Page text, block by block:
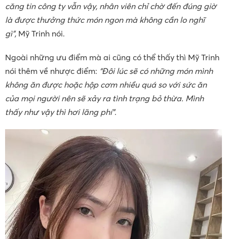
căng tin công ty vẫn vậy, nhân viên chỉ chờ đến đúng giờ
là được thưởng thức món ngon mà không cần lo nghĩ
gì”, Mỹ Trinh nói.
Ngoài những ưu điểm mà ai cũng có thể thấy thì Mỹ Trinh
nói thêm về nhược điểm: “Đôi lúc sẽ có những món mình
không ăn được hoặc hộp cơm nhiều quá so với sức ăn
của mọi người nên sẽ xảy ra tình trạng bỏ thừa. Mình
thấy như vậy thì hơi lãng phí”.